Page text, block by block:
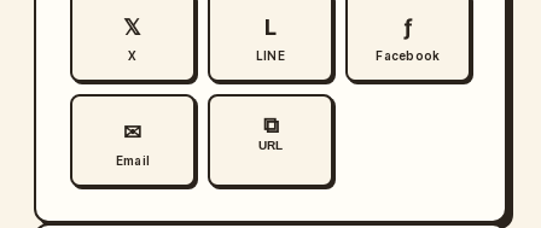
𝕏
X
L
LINE
ƒ
Facebook
✉
Email
⧉
URL